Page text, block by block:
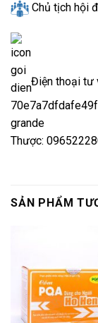
Chủ tịch hội
Điện thoại tư
Thược:
SẢN PHẨM